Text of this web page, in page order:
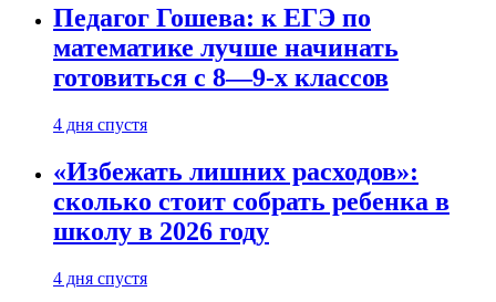
Педагог Гошева: к ЕГЭ по
математике лучше начинать
готовиться с 8—9-х классов
4 дня спустя
«Избежать лишних расходов»:
сколько стоит собрать ребенка в
школу в 2026 году
4 дня спустя